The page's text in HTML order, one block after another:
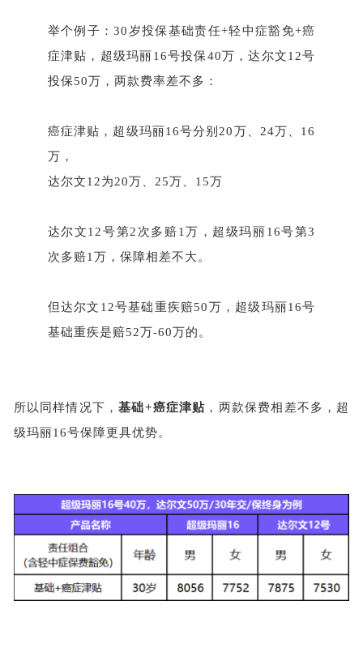
举个例子：30岁投保基础责任+轻中症豁免+癌
症津贴，超级玛丽16号投保40万，达尔文12号
投保50万，两款费率差不多：
癌症津贴，超级玛丽16号分别20万、24万、16
万，
达尔文12为20万、25万、15万
达尔文12号第2次多赔1万，超级玛丽16号第3
次多赔1万，保障相差不大。
但达尔文 12号基础重疾赔50万，超级玛丽16号
基础重疾是赔52万-60万的。
所以同样情况下，基础+癌症津贴 ，两款保费相差不多，超
级玛丽16号保障更具优势。